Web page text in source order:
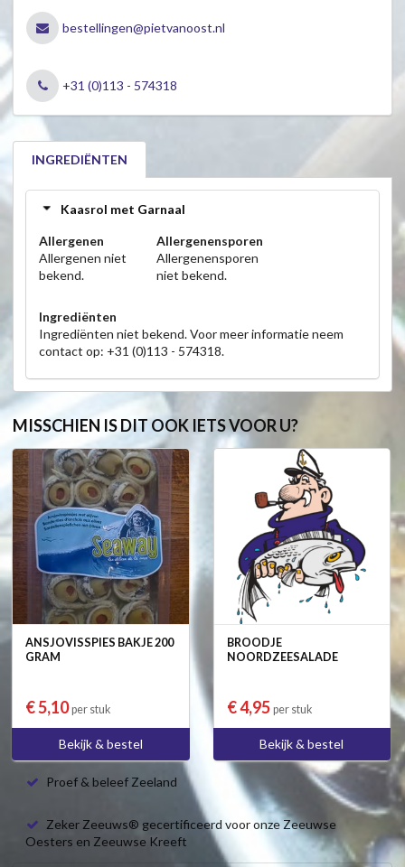
bestellingen@pietvanoost.nl
+31 (0)113 - 574318
INGREDIËNTEN
Kaasrol met Garnaal
Allergenen
Allergenen niet
bekend.
Allergenensporen
Allergenensporen
niet bekend.
Ingrediënten
Ingrediënten niet bekend. Voor meer informatie neem
contact op: +31 (0)113 - 574318.
MISSCHIEN IS DIT OOK IETS VOOR U?
ANSJOVISSPIES BAKJE 200
GRAM
€ 5,10per stuk
Bekijk & bestel
BROODJE
NOORDZEESALADE
€ 4,95 per stuk
Bekijk & bestel
Proef & beleef Zeeland
Zeker Zeeuws® gecertificeerd voor onze Zeeuwse
Oesters en Zeeuwse Kreeft